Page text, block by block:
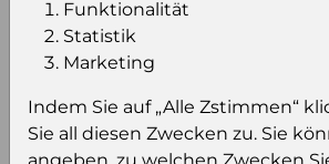
Inhalt des
Artikels
Zusätzliche Information
Funktionalität
Statistik
Marketing
Indem Sie auf „Alle Zstimmen“
Sie all diesen Zwecken zu. Sie